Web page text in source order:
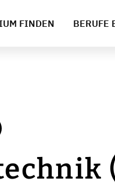
FINDEN BERUFE